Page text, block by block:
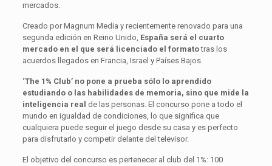
mercados.
Creado por Magnum Media y recientemente renovado para una
segunda edición en Reino Unido, España será el cuarto
mercado en el que será licenciado el formatotras los
acuerdos llegados en Francia, Israel y Países Bajos.
‘The 1% Club’ no pone a prueba sólo lo aprendido
estudiando o las habilidades de memoria, sino que mide la
inteligencia real de las personas. El concurso pone a todo el
mundo en igualdad de condiciones, lo que significa que
cualquiera puede seguir el juego desde su casa y es perfecto
para disfrutarlo y competir delante del televisor.
El objetivo del concurso es pertenecer al club del 1%: 100